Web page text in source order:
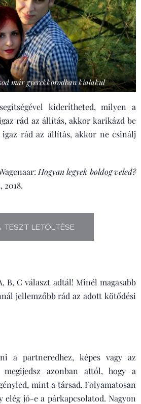
már gyerekkorodban kialakul
kiderítheted, milyen a
rád az állítás, akkor karikázd be
rád az állítás, akkor ne csinálj
Hogyan legyek boldog veled?
2018.
TESZT LETÖLTÉSE
B, C választ adtál! Minél magasabb
jellemzőbb rád az adott kötődési
a partneredhez, képes vagy az
azonban attól, hogy a
mint a társad. Folyamatosan
elég jó-e a párkapcsolatod. Nagyon